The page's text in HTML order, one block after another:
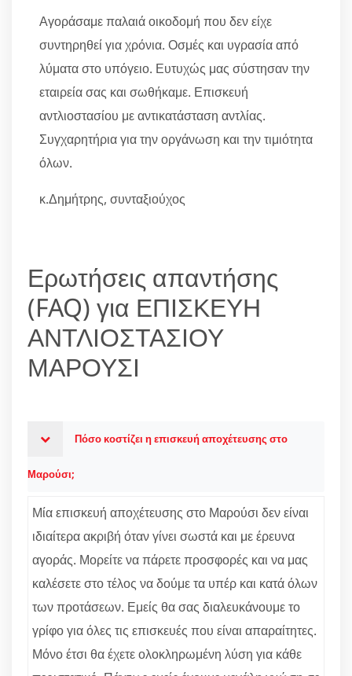
Αγοράσαμε παλαιά οικοδομή που δεν είχε
συντηρηθεί για χρόνια. Οσμές και υγρασία από
λύματα στο υπόγειο. Ευτυχώς μας σύστησαν την
εταιρεία σας και σωθήκαμε. Επισκευή
αντλιοστασίου με αντικατάσταση αντλίας.
Συγχαρητήρια για την οργάνωση και την τιμιότητα
όλων.
κ.Δημήτρης, συνταξιούχος
Ερωτήσεις απαντήσης
(FAQ) για ΕΠΙΣΚΕΥΗ
ΑΝΤΛΙΟΣΤΑΣΙΟΥ
ΜΑΡΟΥΣΙ
Πόσο κοστίζει η επισκευή αποχέτευσης στο
Μαρούσι;
Μία επισκευή αποχέτευσης στο Μαρούσι δεν είναι
ιδιαίτερα ακριβή όταν γίνει σωστά και με έρευνα
αγοράς. Μορείτε να πάρετε προσφορές και να μας
καλέσετε στο τέλος να δούμε τα υπέρ και κατά όλων
των προτάσεων. Εμείς θα σας διαλευκάνουμε το
γρίφο για όλες τις επισκευές που είναι απαραίτητες.
Μόνο έτσι θα έχετε ολοκληρωμένη λύση για κάθε